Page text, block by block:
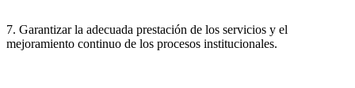
7. Garantizar la adecuada prestación de los servicios y el
mejoramiento continuo de los procesos institucionales.